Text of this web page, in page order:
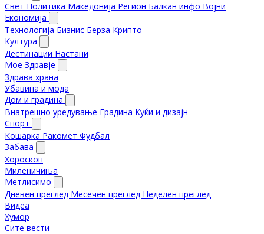
Свет Политика Македонија Регион Балкан инфо Војни
Економија
Технологија Бизнис Берза Крипто
Култура
Дестинации Настани
Мое Здравје
Здрава храна
Убавина и мода
Дом и градина
Внатрешно уредување Градина Куќи и дизајн
Спорт
Кошарка Ракомет Фудбал
Забава
Хороскоп
Миленичиња
Метлисимо
Дневен преглед Месечен преглед Неделен преглед
Видеа
Хумор
Сите вести